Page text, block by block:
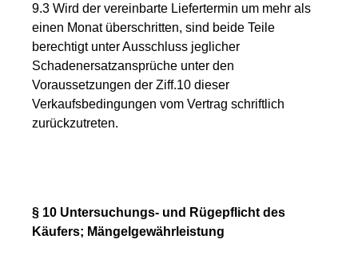
9.3 Wird der vereinbarte Liefertermin um mehr als
einen Monat überschritten, sind beide Teile
berechtigt unter Ausschluss jeglicher
Schadenersatzansprüche unter den
Voraussetzungen der Ziff.10 dieser
Verkaufsbedingungen vom Vertrag schriftlich
zurückzutreten.
§ 10 Untersuchungs- und Rügepflicht des
Käufers; Mängelgewährleistung